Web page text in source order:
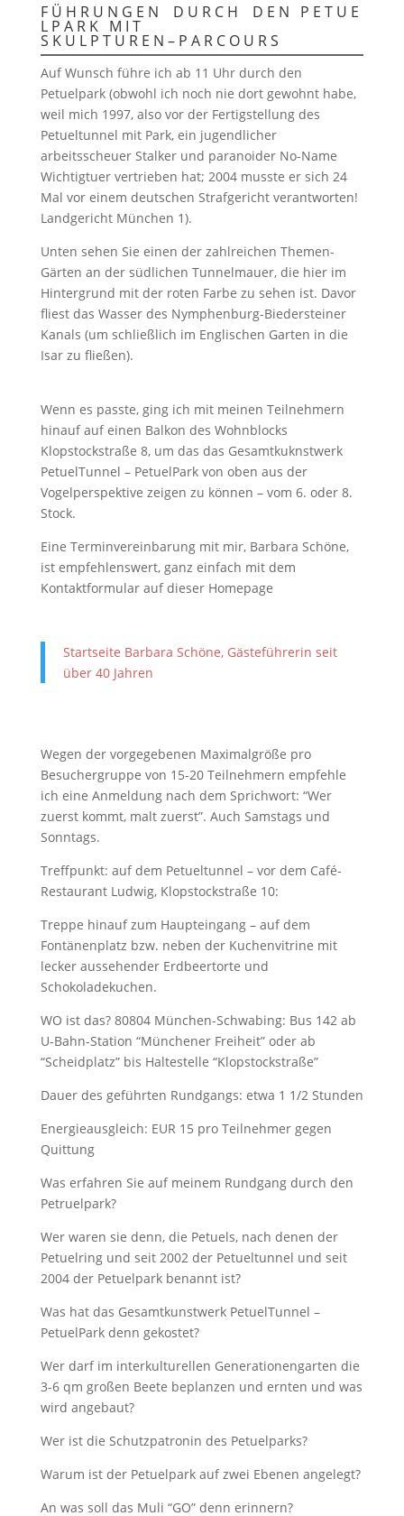
F Ü H R U N G E N D U R C H D E N P E T U E
L P A R K M I T
S K U L P T U R E N – P A R C O U R S
Auf Wunsch führe ich ab 11 Uhr durch den
Petuelpark (obwohl ich noch nie dort gewohnt habe,
weil mich 1997, also vor der Fertigstellung des
Petueltunnel mit Park, ein jugendlicher
arbeitsscheuer Stalker und paranoider No-Name
Wichtigtuer vertrieben hat; 2004 musste er sich 24
Mal vor einem deutschen Strafgericht verantworten!
Landgericht München 1).
Unten sehen Sie einen der zahlreichen Themen-
Gärten an der südlichen Tunnelmauer, die hier im
Hintergrund mit der roten Farbe zu sehen ist. Davor
fliest das Wasser des Nymphenburg-Biedersteiner
Kanals (um schließlich im Englischen Garten in die
Isar zu fließen).
Wenn es passte, ging ich mit meinen Teilnehmern
hinauf auf einen Balkon des Wohnblocks
Klopstockstraße 8, um das das Gesamtkuknstwerk
PetuelTunnel – PetuelPark von oben aus der
Vogelperspektive zeigen zu können – vom 6. oder 8.
Stock.
Eine Terminvereinbarung mit mir, Barbara Schöne,
ist empfehlenswert, ganz einfach mit dem
Kontaktformular auf dieser Homepage
Startseite Barbara Schöne, Gästeführerin seit
über 40 Jahren
Wegen der vorgegebenen Maximalgröße pro
Besuchergruppe von 15-20 Teilnehmern empfehle
ich eine Anmeldung nach dem Sprichwort: “Wer
zuerst kommt, malt zuerst”. Auch Samstags und
Sonntags.
Treffpunkt: auf dem Petueltunnel – vor dem Café-
Restaurant Ludwig, Klopstockstraße 10:
Treppe hinauf zum Haupteingang – auf dem
Fontänenplatz bzw. neben der Kuchenvitrine mit
lecker aussehender Erdbeertorte und
Schokoladekuchen.
WO ist das? 80804 München-Schwabing: Bus 142 ab
U-Bahn-Station “Münchener Freiheit” oder ab
“Scheidplatz” bis Haltestelle “Klopstockstraße”
Dauer des geführten Rundgangs: etwa 1 1/2 Stunden
Energieausgleich: EUR 15 pro Teilnehmer gegen
Quittung
Was erfahren Sie auf meinem Rundgang durch den
Petruelpark?
Wer waren sie denn, die Petuels, nach denen der
Petuelring und seit 2002 der Petueltunnel und seit
2004 der Petuelpark benannt ist?
Was hat das Gesamtkunstwerk PetuelTunnel –
PetuelPark denn gekostet?
Wer darf im interkulturellen Generationengarten die
3-6 qm großen Beete beplanzen und ernten und was
wird angebaut?
Wer ist die Schutzpatronin des Petuelparks?
Warum ist der Petuelpark auf zwei Ebenen angelegt?
An was soll das Muli “GO” denn erinnern?